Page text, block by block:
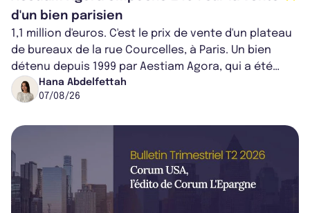
d'un bien parisien
1,1 million d'euros. C'est le prix de vente d'un plateau
de bureaux de la rue Courcelles, à Paris. Un bien
détenu depuis 1999 par Aestiam Agora, qui a été
cédé avec une plus-value...
Hana Abdelfettah
07/08/26